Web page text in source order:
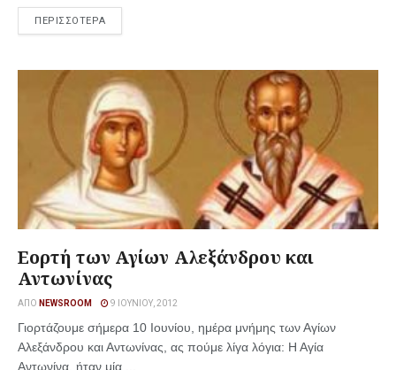
ΠΕΡΙΣΣΟΤΕΡΑ
Εορτή των Αγίων Αλεξάνδρου και
Αντωνίνας
ΑΠΌ NEWSROOM 9 ΙΟΥΝΊΟΥ, 2012
Γιορτάζουμε σήμερα 10 Ιουνίου, ημέρα μνήμης των Αγίων
Αλεξάνδρου και Αντωνίνας, ας πούμε λίγα λόγια: Η Αγία
Αντωνίνα, ήταν μία ...